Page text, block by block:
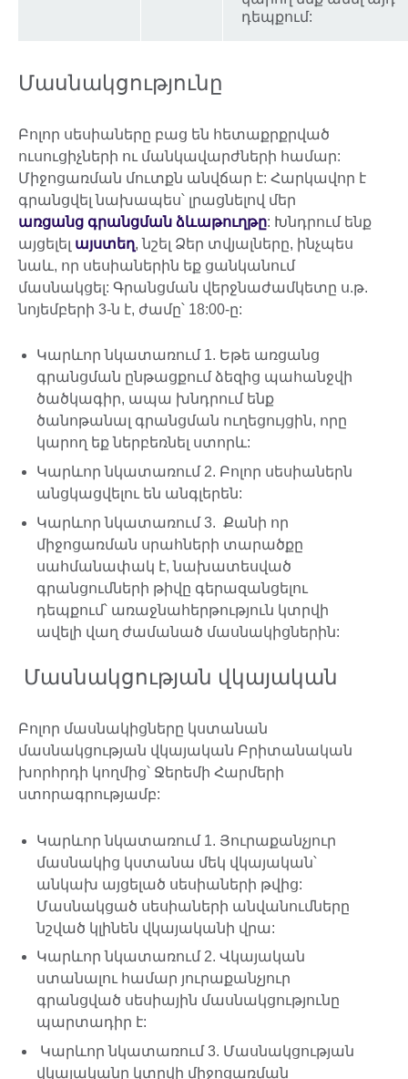
դեպքում:
Մասնակցությունը
Բոլոր սեսիաները բաց են հետաքրքրված
ուսուցիչների ու մանկավարժների համար:
Միջոցառման մուտքն անվճար է: Հարկավոր է
գրանցվել նախապես՝ լրացնելով մեր
առցանց գրանցման ձևաթուղթը: Խնդրում ենք
այցելել այստեղ, նշել Ձեր տվյալները, ինչպես
նաև, որ սեսիաներին եք ցանկանում
մասնակցել: Գրանցման վերջնաժամկետը ս.թ.
նոյեմբերի 3-ն է, ժամը՝ 18:00-ը:
Կարևոր նկատառում 1. Եթե առցանց
գրանցման ընթացքում ձեզից պահանջվի
ծածկագիր, ապա խնդրում ենք
ծանոթանալ գրանցման ուղեցույցին, որը
կարող եք ներբեռնել ստորև:
Կարևոր նկատառում 2. Բոլոր սեսիաներն
անցկացվելու են անգլերեն:
Կարևոր նկատառում 3. Քանի որ
միջոցառման սրահների տարածքը
սահմանափակ է, նախատեսված
գրանցումների թիվը գերազանցելու
դեպքում՝ առաջնահերթություն կտրվի
ավելի վաղ ժամանած մասնակիցներին:
Մասնակցության վկայական
Բոլոր մասնակիցները կստանան
մասնակցության վկայական Բրիտանական
խորհրդի կողմից՝ Ջերեմի Հարմերի
ստորագրությամբ:
Կարևոր նկատառում 1. Յուրաքանչյուր
մասնակից կստանա մեկ վկայական՝
անկախ այցելած սեսիաների թվից:
Մասնակցած սեսիաների անվանումները
նշված կլինեն վկայականի վրա:
Կարևոր նկատառում 2. Վկայական
ստանալու համար յուրաքանչյուր
գրանցված սեսիային մասնակցությունը
պարտադիր է:
Կարևոր նկատառում 3. Մասնակցության
վկայականը կտրվի միջոցառման